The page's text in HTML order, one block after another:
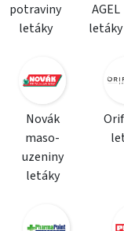
potraviny
letáky
AGEL
letáky
Novák
maso-
uzeniny
letáky